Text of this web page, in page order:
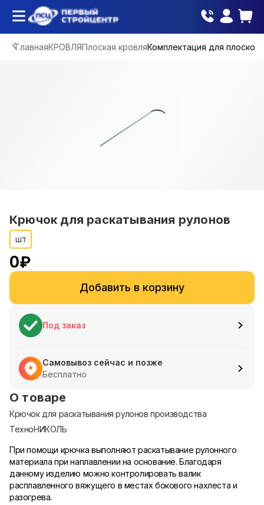
ГлавнаяКРОВЛЯПлоская кровляКомплектация для плоской
Крючок для раскатывания рулонов
шт
0₽
Добавить в корзину
Под заказ
Самовывоз сейчас и позже
Бесплатно
О товаре
Крючок для раскатывания рулонов производства
ТехноНИКОЛЬ
При помощи крючка выполняют раскатывание рулонного
материала при наплавлении на основание. Благодаря
данному изделию можно контролировать валик
расплавленного вяжущего в местах бокового нахлеста и
разогрева.